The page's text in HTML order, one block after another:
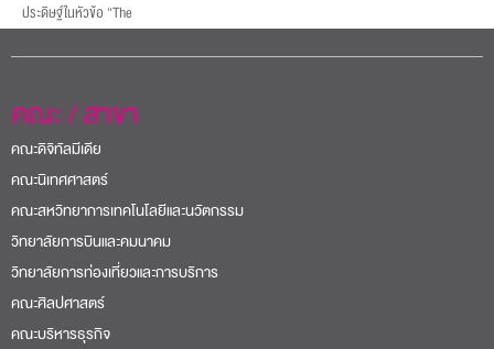
ประดิษฐ์ในหัวข้อ “The
คณะ / สาขา
คณะดิจิทัลมีเดีย
คณะนิเทศศาสตร์
คณะสหวิทยาการเทคโนโลยีและนวัตกรรม
วิทยาลัยการบินและคมนาคม
วิทยาลัยการท่องเที่ยวและการบริการ
คณะศิลปศาสตร์
คณะบริหารธุรกิจ